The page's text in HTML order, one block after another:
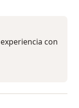
con